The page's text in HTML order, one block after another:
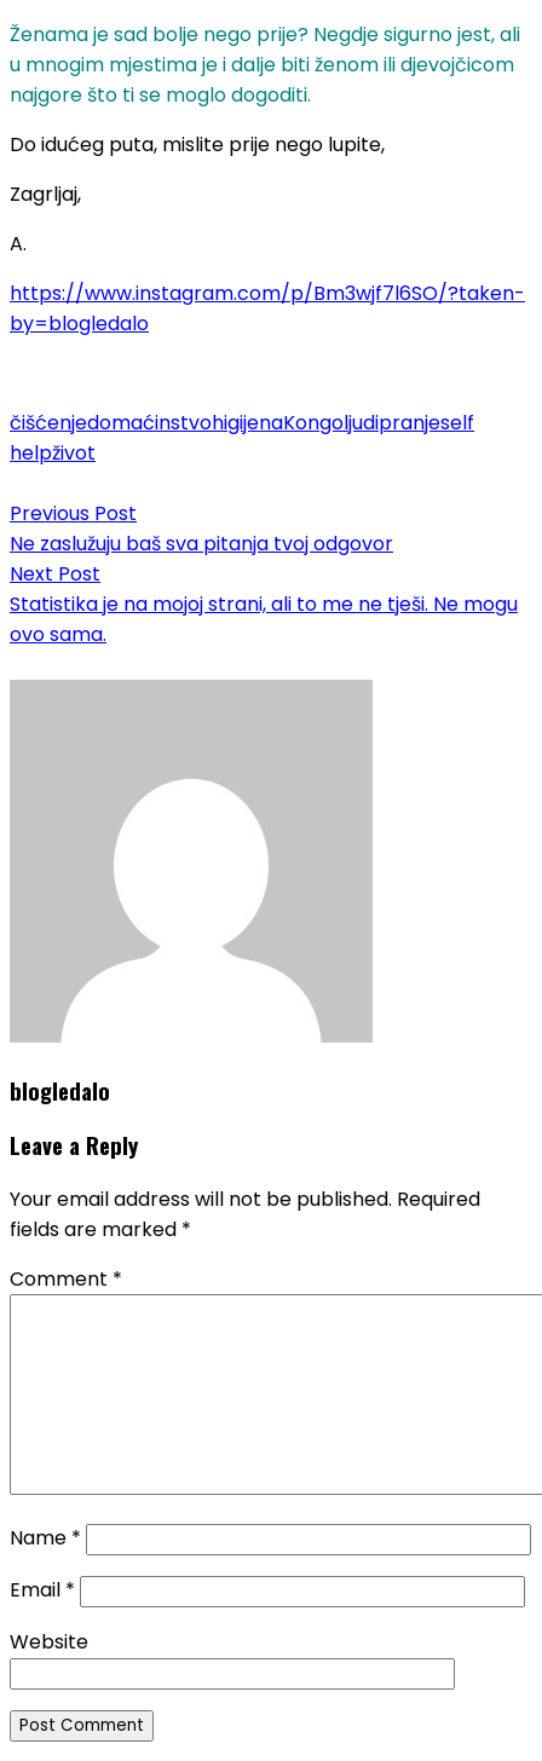
Ženama je sad bolje nego prije? Negdje sigurno jest, ali
u mnogim mjestima je i dalje biti ženom ili djevojčicom
najgore što ti se moglo dogoditi.
Do idućeg puta, mislite prije nego lupite,
Zagrljaj,
A.
https://www.instagram.com/p/Bm3wjf7l6SO/?taken-
by=blogledalo
čišćenjedomaćinstvohigijenaKongoljudipranjeself
helpživot
navigation
Previous Post
Ne zaslužuju baš sva pitanja tvoj odgovor
Next Post
Statistika je na mojoj strani, ali to me ne tješi. Ne mogu
ovo sama.
blogledalo
Leave a Reply
Your email address will not be published. Required
fields are marked *
Comment *
Name *
Email *
Website